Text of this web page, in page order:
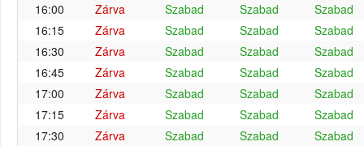
16:00
Zárva Szabad Szabad
Szabad
16:15
Zárva Szabad Szabad
Szabad
16:30
Zárva Szabad Szabad
Szabad
16:45
Zárva Szabad Szabad
Szabad
17:00
Zárva Szabad Szabad
Szabad
17:15
Zárva Szabad Szabad
Szabad
17:30
Zárva Szabad Szabad
Szabad